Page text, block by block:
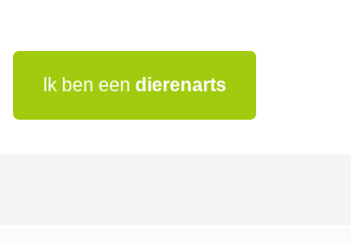
Ik ben een dierenarts